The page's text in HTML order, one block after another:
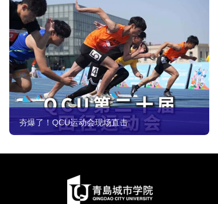
夯爆了！QCU运动会现场直击